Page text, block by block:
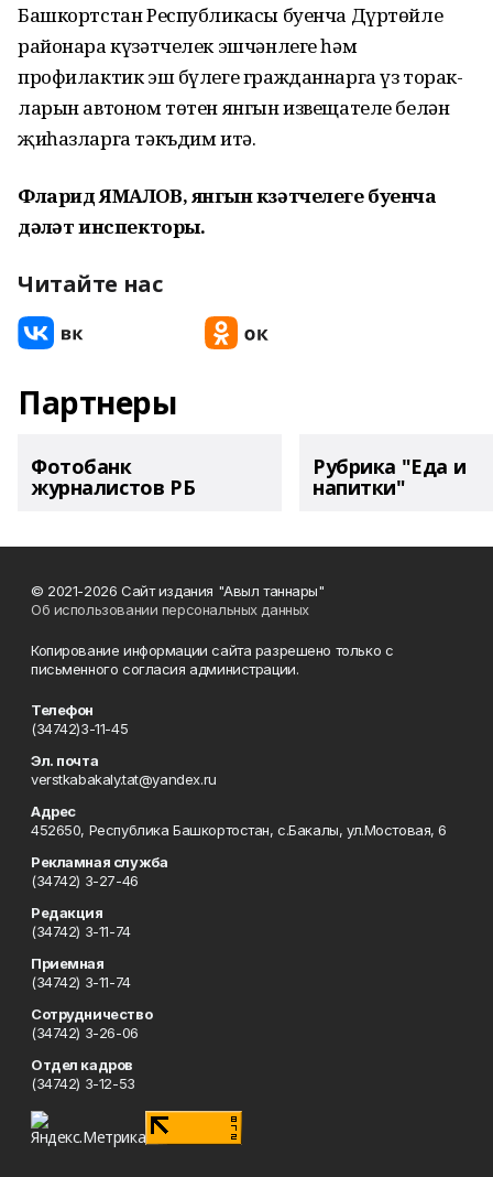
Башкортстан Республикасы буенча Дүртөйле
районара күзәтчелек эшчәнлеге һәм
профилактик эш бүлеге гражданнарга үз торак-
ларын автоном төтен янгын извещателе белән
җиһазларга тәкъдим итә.
Фларид ЯМАЛОВ, янгын күзәтчелеге буенча
дәүләт инспекторы.
Читайте нас
Партнеры
Фотобанк
журналистов РБ
Рубрика "Еда и
напитки"
© 2021-2026 Сайт издания "Авыл таннары"
Об использовании персональных данных
Копирование информации сайта разрешено только с
письменного согласия администрации.
Телефон
(34742)3-11-45
Эл. почта
verstkabakaly.tat@yandex.ru
Адрес
452650, Республика Башкортостан, с.Бакалы, ул.Мостовая, 6
Рекламная служба
(34742) 3-27-46
Редакция
(34742) 3-11-74
Приемная
(34742) 3-11-74
Сотрудничество
(34742) 3-26-06
Отдел кадров
(34742) 3-12-53